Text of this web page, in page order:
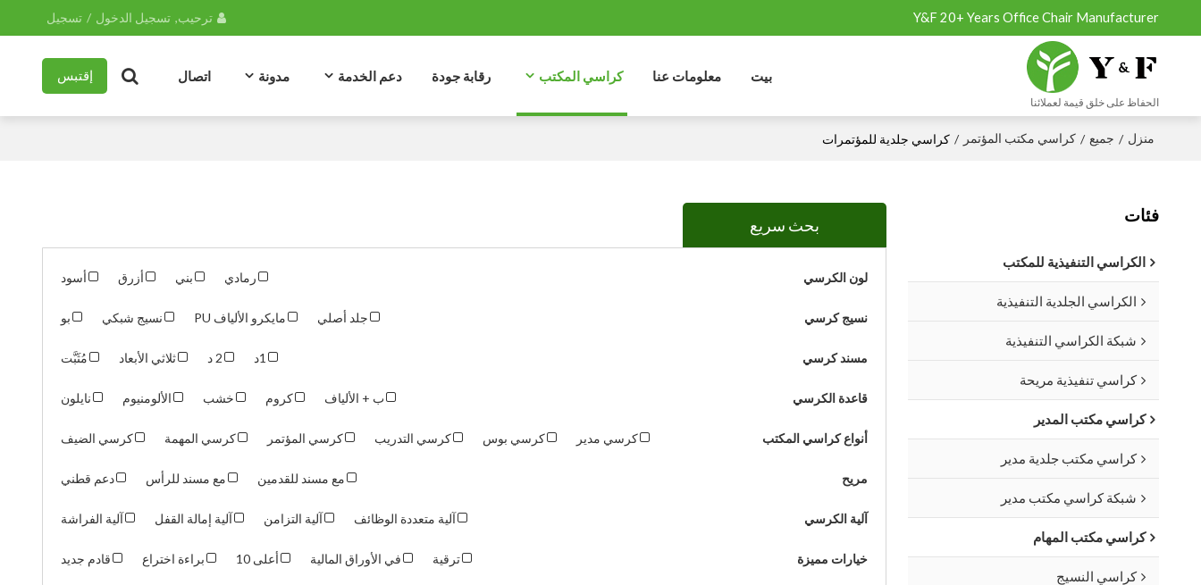
Y&F 20+ Years Office Chair Manufacturer ترحيب, تسجيل الدخول / تسجيل
الحفاظ على خلق قيمة لعملائنا
بيت معلومات عنا كراسي المكتب رقابة جودة دعم الخدمة مدونة اتصال إقتبس
منزل / جميع / كراسي مكتب المؤتمر / كراسي جلدية للمؤتمرات
بحث سريع
لون الكرسي أسود أزرق بني رمادي
نسيج كرسي بو نسيج شبكي مايكرو الألياف PU جلد أصلي
مسند كرسي مُثَبَّت ثلاثي الأبعاد 2 د 1د
قاعدة الكرسي نايلون الألومنيوم خشب كروم ب + الألياف
أنواع كراسي المكتب كرسي الضيف كرسي المهمة كرسي المؤتمر كرسي التدريب كرسي بوس كرسي مدير
مريح دعم قطني مع مسند للرأس مع مسند للقدمين
آلية الكرسي آلية الفراشة آلية إمالة القفل آلية التزامن آلية متعددة الوظائف
خيارات مميزة قادم جديد براءة اختراع أعلى 10 في الأوراق المالية ترقية
فئات
الكراسي التنفيذية للمكتب
الكراسي الجلدية التنفيذية
شبكة الكراسي التنفيذية
كراسي تنفيذية مريحة
كراسي مكتب المدير
كراسي مكتب جلدية مدير
شبكة كراسي مكتب مدير
كراسي مكتب المهام
كراسي النسيج